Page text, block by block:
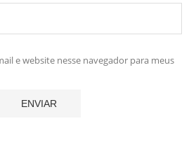
e website nesse navegador para meus